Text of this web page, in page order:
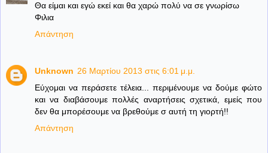
Θα είμαι και εγώ εκεί και θα χαρώ πολύ να σε γνωρίσω
Φιλια
Απάντηση
Unknown 26 Μαρτίου 2013 στις 6:01 μ.μ.
Eύχομαι να περάσετε τέλεια... περιμένουμε να δούμε φώτο
και να διαβάσουμε πολλές αναρτήσεις σχετικά, εμείς που
δεν θα μπορέσουμε να βρεθούμε σ αυτή τη γιορτή!!
Απάντηση